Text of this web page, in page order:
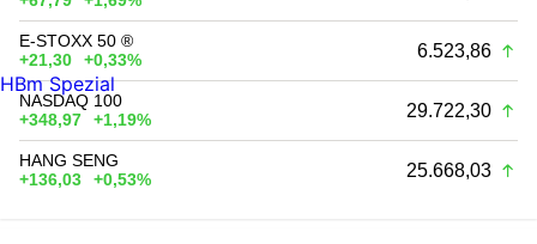
E-STOXX 50 ®
+21,30
+0,33% 6.523,86
NASDAQ 100
+348,97
+1,19% 29.722,30
HANG SENG
+136,03
+0,53% 25.668,03
HBm Spezial